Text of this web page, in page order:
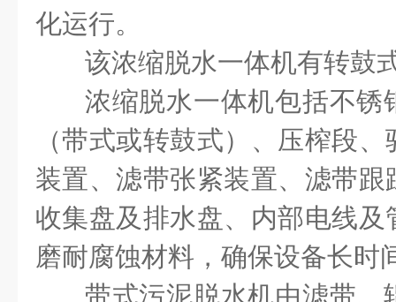
化运行。
该浓缩脱水一体机有转鼓
浓缩脱水一体机包括不锈
（带式或转鼓式）、压榨段
装置、滤带张紧装置、滤带
收集盘及排水盘、内部电线
磨耐腐蚀材料，确保设备长时
带式污泥脱水机由滤带、